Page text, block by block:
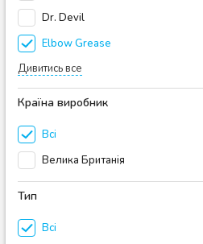
Dr. Devil
Elbow Grease
Дивитись все
Країна виробник
Всі
Велика Британія
Тип
Всі